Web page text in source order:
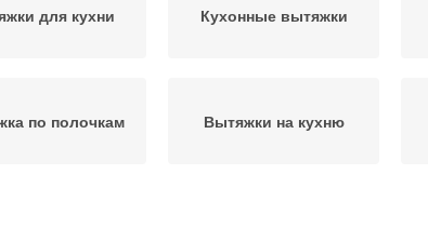
для кухни Кухонные вытяжки
по полочкам Вытяжки на кухню